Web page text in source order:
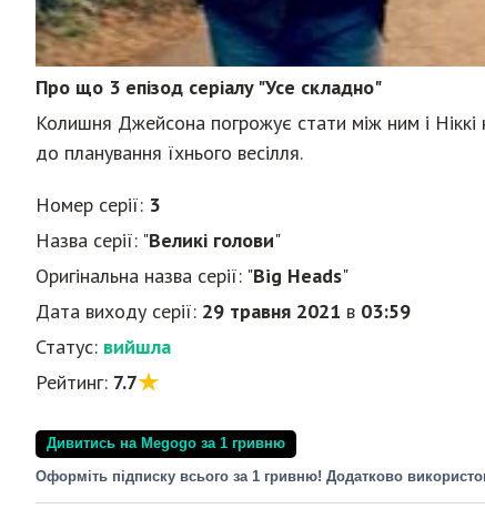
Про що 3 епізод серіалу "Усе складно"
Колишня Джейсона погрожує стати між ним і
до планування їхнього весілля.
Номер серії: 3
Назва серії: "Великі голови"
Оригінальна назва серії: "Big Heads"
Дата виходу серії: 29 травня 2021 в 03:59
Статус: вийшла
Рейтинг: 7.7
Дивитись на Megogo за 1 гривню
Оформіть підписку всього за 1 гривню! Додатково